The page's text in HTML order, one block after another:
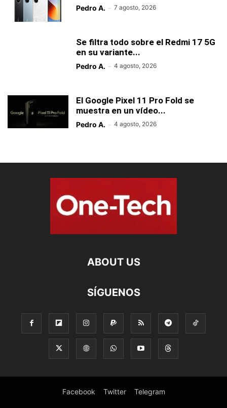
Pedro A. - 7 agosto, 2026
Se filtra todo sobre el Redmi 17 5G
en su variante...
Pedro A. - 4 agosto, 2026
El Google Pixel 11 Pro Fold se
muestra en un vídeo...
Pedro A. - 4 agosto, 2026
ABOUT US
SÍGUENOS
Facebook Twitter Telegram